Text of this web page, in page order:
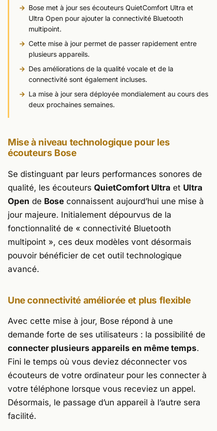
Bose met à jour ses écouteurs QuietComfort Ultra et
Ultra Open pour ajouter la connectivité Bluetooth
multipoint.
Cette mise à jour permet de passer rapidement entre
plusieurs appareils.
Des améliorations de la qualité vocale et de la
connectivité sont également incluses.
La mise à jour sera déployée mondialement au cours des
deux prochaines semaines.
Mise à niveau technologique pour les
écouteurs Bose
Se distinguant par leurs performances sonores de
qualité, les écouteurs QuietComfort Ultra et Ultra
Open de Bose connaissent aujourd’hui une mise à
jour majeure. Initialement dépourvus de la
fonctionnalité de « connectivité Bluetooth
multipoint », ces deux modèles vont désormais
pouvoir bénéficier de cet outil technologique
avancé.
Une connectivité améliorée et plus flexible
Avec cette mise à jour, Bose répond à une
demande forte de ses utilisateurs : la possibilité de
connecter plusieurs appareils en même temps.
Fini le temps où vous deviez déconnecter vos
écouteurs de votre ordinateur pour les connecter à
votre téléphone lorsque vous receviez un appel.
Désormais, le passage d’un appareil à l’autre sera
facilité.